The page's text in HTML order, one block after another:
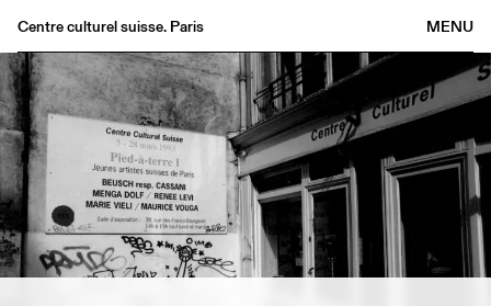
MENU
Centre culturel suisse. Paris
Agenda
Librairie
Buvette
Archives
Médiathèque
Éditions
Informations